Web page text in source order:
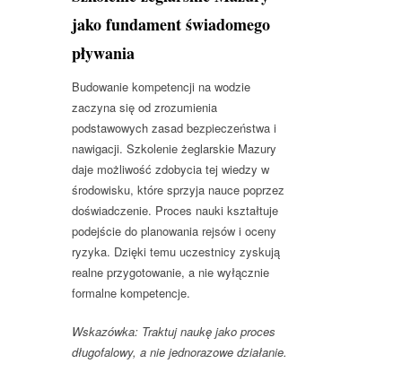
jako fundament świadomego
pływania
Budowanie kompetencji na wodzie
zaczyna się od zrozumienia
podstawowych zasad bezpieczeństwa i
nawigacji. Szkolenie żeglarskie Mazury
daje możliwość zdobycia tej wiedzy w
środowisku, które sprzyja nauce poprzez
doświadczenie. Proces nauki kształtuje
podejście do planowania rejsów i oceny
ryzyka. Dzięki temu uczestnicy zyskują
realne przygotowanie, a nie wyłącznie
formalne kompetencje.
Wskazówka: Traktuj naukę jako proces
długofalowy, a nie jednorazowe działanie.